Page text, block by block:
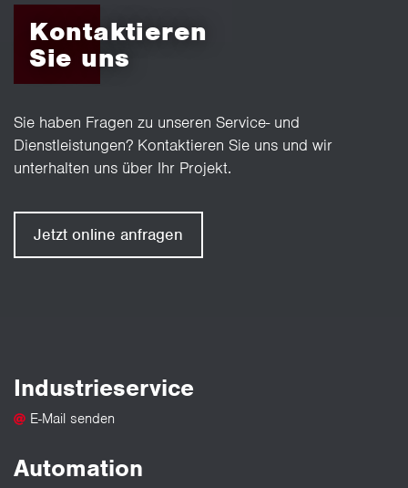
Kontaktieren
Sie uns
Sie haben Fragen zu unseren Service- und
Dienstleistungen? Kontaktieren Sie uns und wir
unterhalten uns über Ihr Projekt.
Jetzt online anfragen
Industrieservice
E-Mail senden
Automation